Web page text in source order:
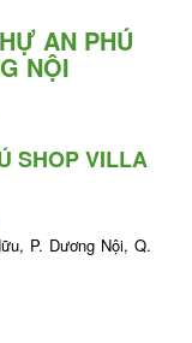
AN PHÚ
NỘI
SHOP VILLA
P. Dương Nội, Q.